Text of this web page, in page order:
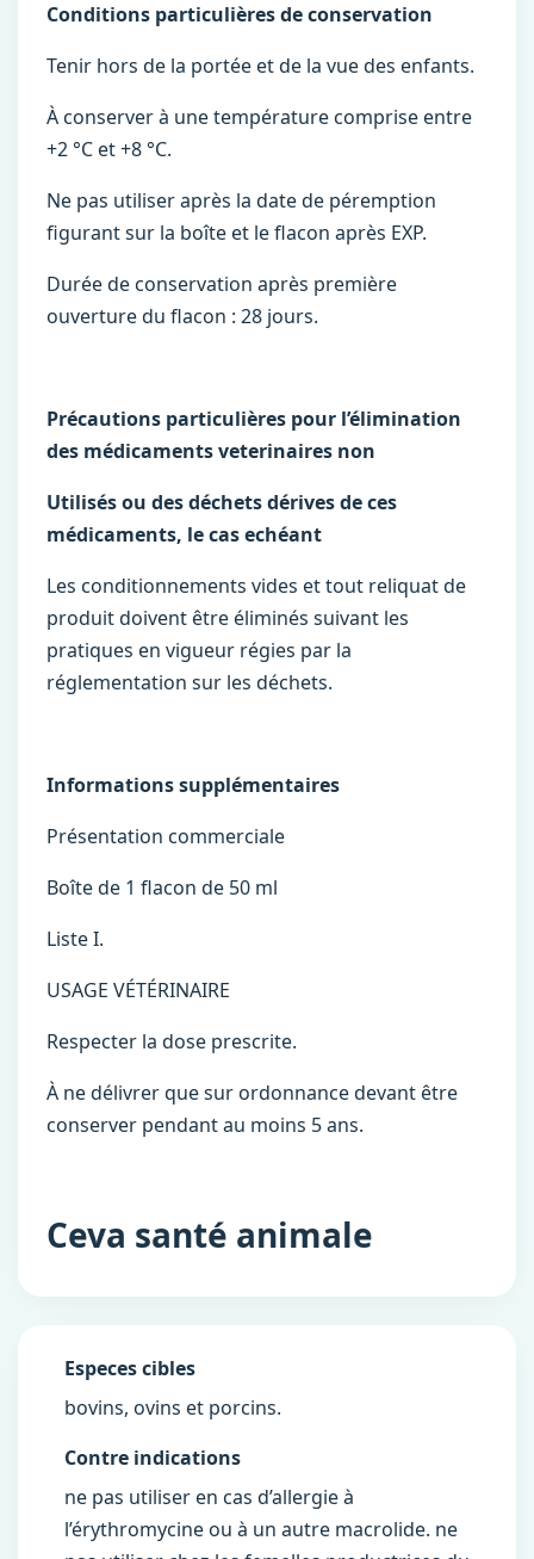
Conditions particulières de conservation
Tenir hors de la portée et de la vue des enfants.
À conserver à une température comprise entre
+2 °C et +8 °C.
Ne pas utiliser après la date de péremption
figurant sur la boîte et le flacon après EXP.
Durée de conservation après première
ouverture du flacon : 28 jours.
Précautions particulières pour l’élimination
des médicaments veterinaires non
Utilisés ou des déchets dérives de ces
médicaments, le cas echéant
Les conditionnements vides et tout reliquat de
produit doivent être éliminés suivant les
pratiques en vigueur régies par la
réglementation sur les déchets.
Informations supplémentaires
Présentation commerciale
Boîte de 1 flacon de 50 ml
Liste I.
USAGE VÉTÉRINAIRE
Respecter la dose prescrite.
À ne délivrer que sur ordonnance devant être
conserver pendant au moins 5 ans.
Ceva santé animale
Especes cibles
bovins, ovins et porcins.
Contre indications
ne pas utiliser en cas d’allergie à
l’érythromycine ou à un autre macrolide. ne